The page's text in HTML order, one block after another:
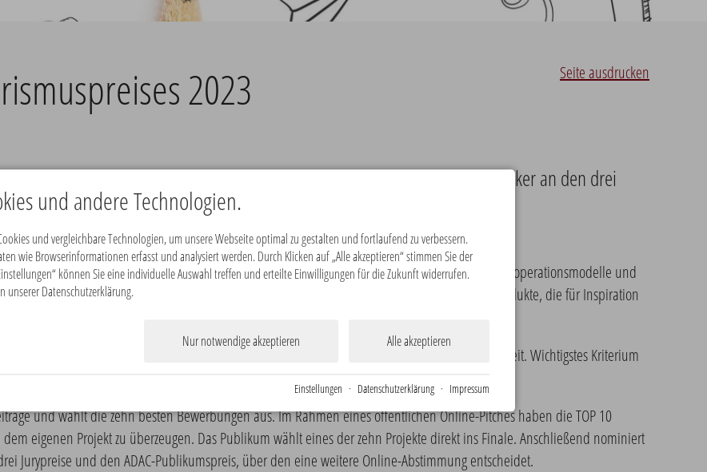
Seite ausdrucken
2023
an den Start: Zum einen richten sich die Bewertungskriterien stärker an den drei
wird der Auswahlprozess durch einen Online-Pitch interaktiver.
werden innovative, kreative und professionell umgesetzte Erlebnis- und Serviceangebote, Kooperationsmodelle und
Mobilitätsangebote, Veranstaltungen oder andere zukunftsweisende Projekte und Produkte, die für Inspiration
& Qualität, Ökonomische Nachhaltigkeit & wirtschaftliche Effekte als auch Ökologische Nachhaltigkeit. Wichtigstes Kriterium
und wählt die zehn besten Bewerbungen aus. Im Rahmen eines öffentlichen Online-Pitches haben die TOP 10
eigenen Projekt zu überzeugen. Das Publikum wählt eines der zehn Projekte direkt ins Finale. Anschließend nominiert
Jurypreise und den ADAC-Publikumspreis, über den eine weitere Online-Abstimmung entscheidet.
und andere Technologien.
und vergleichbare Technologien, um unsere Webseite optimal zu gestalten und fortlaufend zu verbessern.
wie Browserinformationen erfasst und analysiert werden. Durch Klicken auf „Alle akzeptieren“ stimmen Sie der
können Sie eine individuelle Auswahl treffen und erteilte Einwilligungen für die Zukunft widerrufen.
unserer Datenschutzerklärung.
Alle akzeptieren
Nur notwendige akzeptieren
Einstellungen · Datenschutzerklärung · Impressum